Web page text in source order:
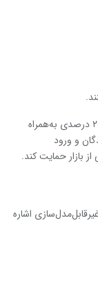
این شرایط برای طلا منفی است و می‌تواند افت ۵ تا ۲۰ درصدی به‌همراه
و ورود
بازار حمایت کند.
اشاره